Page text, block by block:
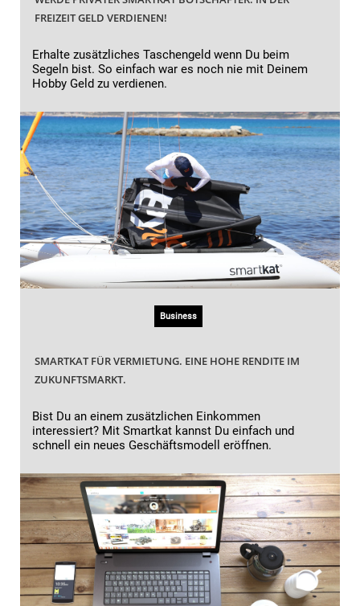
FREIZEIT GELD VERDIENEN!
Erhalte zusätzliches Taschengeld wenn Du beim
Segeln bist. So einfach war es noch nie mit Deinem
Hobby Geld zu verdienen.
Business
SMARTKAT FÜR VERMIETUNG. EINE HOHE RENDITE IM
ZUKUNFTSMARKT.
Bist Du an einem zusätzlichen Einkommen
interessiert? Mit Smartkat kannst Du einfach und
schnell ein neues Geschäftsmodell eröffnen.